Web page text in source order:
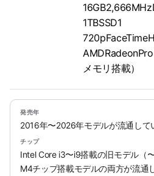
1TBSSD1
メ‍モ‍リ搭載）
発売年
2016年〜2026年モデルが流通して
チップ
Intel Core i3〜i9搭載の旧モデル（
M4チップ搭載モデルの両方が流通